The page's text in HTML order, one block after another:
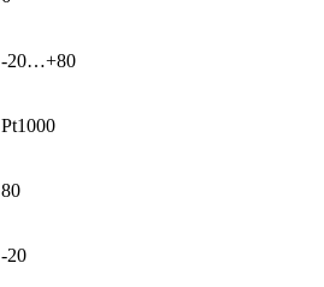
-20…+80
Pt1000
80
-20